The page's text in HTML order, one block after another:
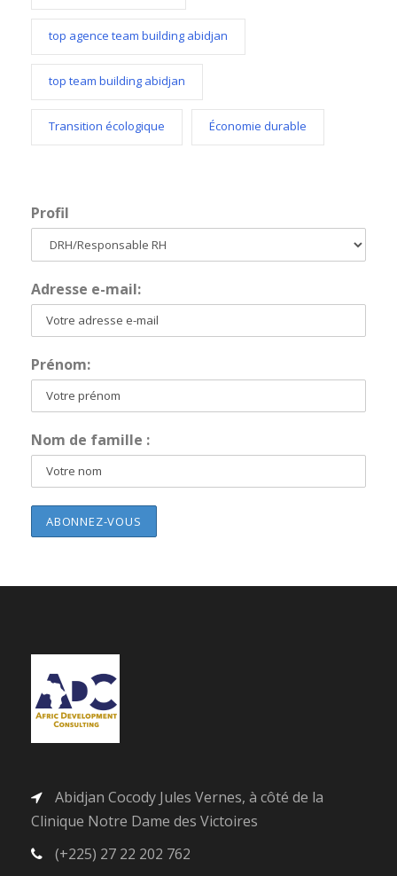
top agence team building abidjan
top team building abidjan
Transition écologique Économie durable
Profil
Adresse e-mail:
Prénom:
Nom de famille :
Abidjan Cocody Jules Vernes, à côté de la
Clinique Notre Dame des Victoires
(+225) 27 22 202 762